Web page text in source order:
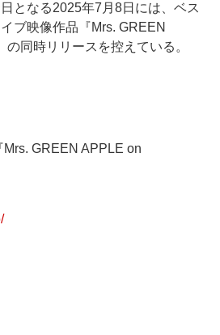
となる2025年7月8日には、ベス
ブ映像作品『Mrs. GREEN
の同時リリースを控えている。
GREEN APPLE on